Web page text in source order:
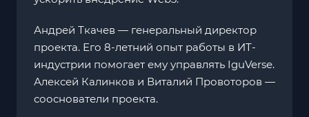
Андрей Ткачев — генеральный директор
проекта. Его 8-летний опыт работы в ИТ-
индустрии помогает ему управлять IguVerse.
Алексей Калинков и Виталий Провоторов —
сооснователи проекта.